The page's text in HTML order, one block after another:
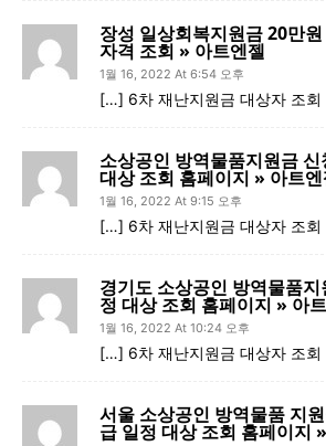
장성 일상회복지원금 20만
자격 조회 » 아트엔젤
1월 16, 2022 At 6:54 오후
[…] 6차 재난지원금 대상자 조
소상공인 방역물품지원금
대상 조회 홈페이지 » 아트엔
1월 16, 2022 At 9:15 오후
[…] 6차 재난지원금 대상자 조
경기도 소상공인 방역물품
정 대상 조회 홈페이지 » 아
1월 16, 2022 At 10:24 오후
[…] 6차 재난지원금 대상자 조
서울 소상공인 방역물품 지
급 일정 대상 조회 홈페이지